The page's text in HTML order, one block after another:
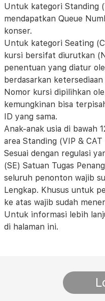
Untuk kategori Standing
mendapatkan Queue
konser.
Untuk kategori Seating
kursi bersifat diurutkan
penentuan yang diatur
berdasarkan
Nomor kursi dipilihkan
kemungkinan bisa
ID yang sama.
Anak-anak usia di bawah
area Standing (VIP & CAT
Sesuai dengan regulasi
(SE) Satuan Tugas
seluruh penonton wajib
Lengkap. Khusus untuk
ke atas wajib sudah
Untuk informasi lebih
di halaman ini.